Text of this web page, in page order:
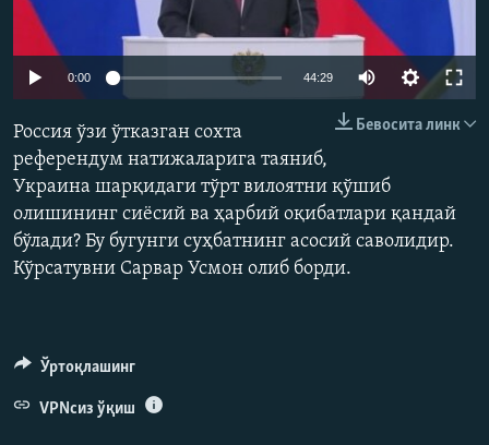
Auto 240p
720p
0:00 44:29
480p
720p
Бевосита линк
Россия ўзи ўтказган сохта
референдум натижаларига таяниб,
Украина шарқидаги тўрт вилоятни қўшиб
олишининг сиёсий ва ҳарбий оқибатлари қандай
бўлади? Бу бугунги суҳбатнинг асосий саволидир.
Кўрсатувни Сарвар Усмон олиб борди.
Ўртоқлашинг
VPNсиз ўқиш